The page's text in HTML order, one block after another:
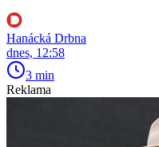
Hanácká Drbna
dnes, 12:58
3 min
Reklama